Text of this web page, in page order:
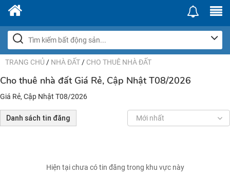
TRANG CHỦ / NHÀ ĐẤT / CHO THUÊ NHÀ ĐẤT
Cho thuê nhà đất Giá Rẻ, Cập Nhật T08/2026
Giá Rẻ, Cập Nhật T08/2026
Danh sách tin đăng Mới nhất
Hiện tại chưa có tin đăng trong khu vực này